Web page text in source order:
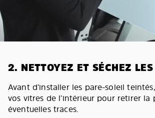
2. NETTOYEZ ET SÉCHEZ
Avant d’installer les pare-soleil
vos vitres de l’intérieur pour retirer la
éventuelles traces.